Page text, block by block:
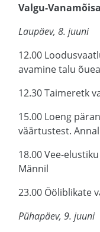
Valgu-Vanamõisa
Laupäev, 8. juuni
12.00
avamine talu
12.30 Taimeretk
15.00 Loeng
väärtustest.
18.00 Vee-
Männil
23.00 Ööliblikate
Pühapäev, 9. juuni